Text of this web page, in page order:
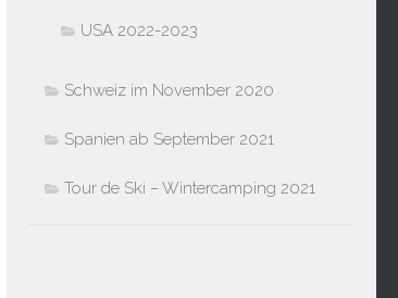
USA 2022-2023
Schweiz im November 2020
Spanien ab September 2021
Tour de Ski – Wintercamping 2021